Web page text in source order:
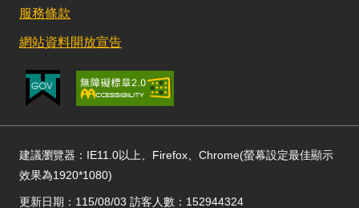
服務條款
網站資料開放宣告
建議瀏覽器：IE11.0以上、Firefox、Chrome(螢幕設定最佳顯示
效果為1920*1080)
更新日期：115/08/03 訪客人數：152944324